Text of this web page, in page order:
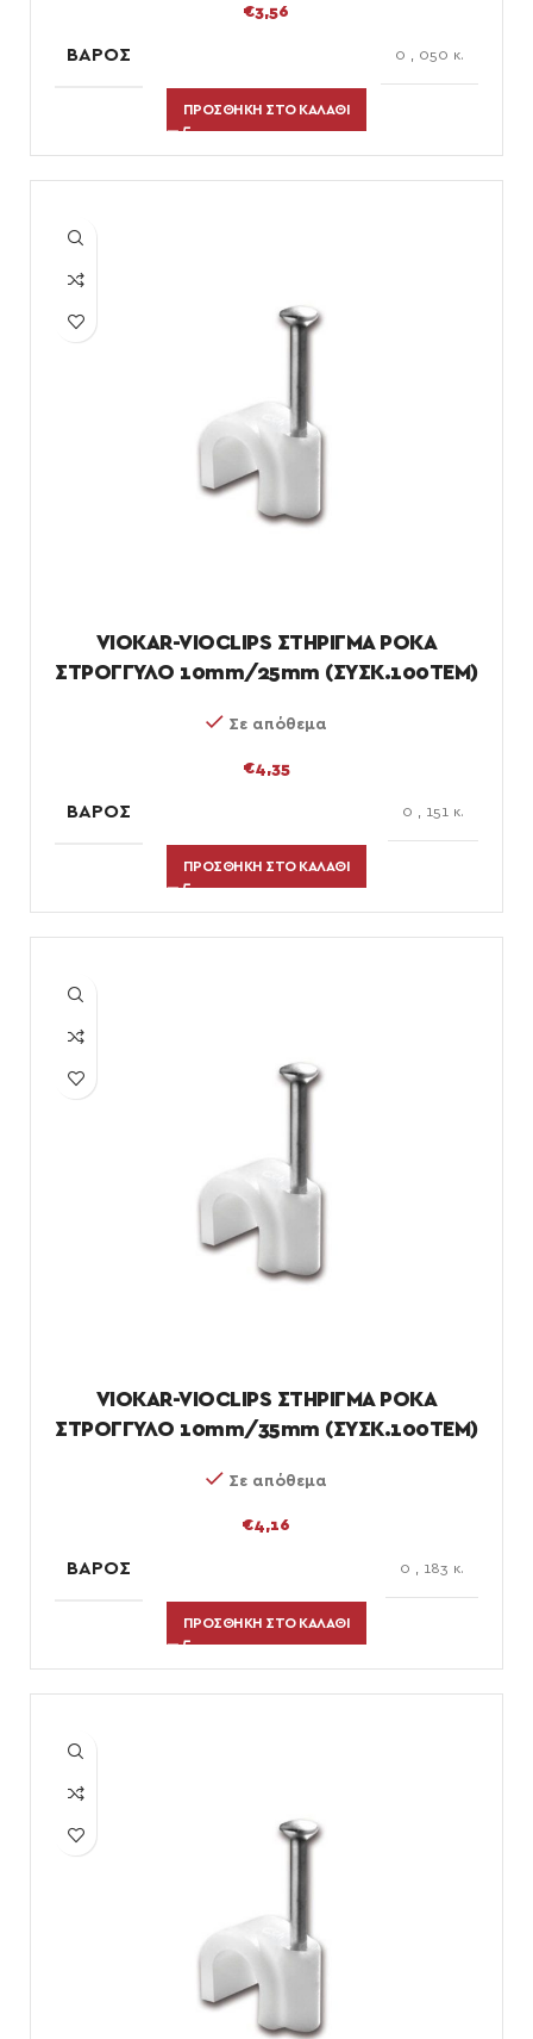
€3,56
ΒΆΡΟΣ 0 , 050 κ.
ΠΡΟΣΘΉΚΗ ΣΤΟ ΚΑΛΆΘΙ
VIOKAR-VIOCLIPS ΣΤΗΡΙΓΜΑ ΡΟΚΑ
ΣΤΡΟΓΓΥΛΟ 10mm/25mm (ΣΥΣΚ.100ΤΕΜ)
Σε απόθεμα
€4,35
ΒΆΡΟΣ 0 , 151 κ.
ΠΡΟΣΘΉΚΗ ΣΤΟ ΚΑΛΆΘΙ
VIOKAR-VIOCLIPS ΣΤΗΡΙΓΜΑ ΡΟΚΑ
ΣΤΡΟΓΓΥΛΟ 10mm/35mm (ΣΥΣΚ.100ΤΕΜ)
Σε απόθεμα
€4,16
ΒΆΡΟΣ 0 , 183 κ.
ΠΡΟΣΘΉΚΗ ΣΤΟ ΚΑΛΆΘΙ